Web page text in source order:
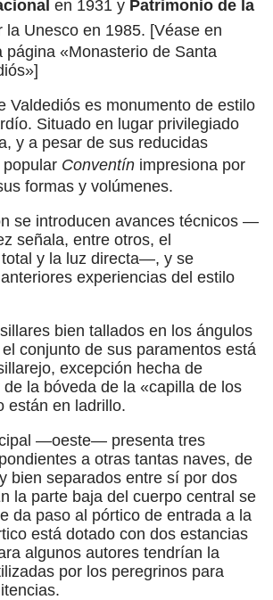
en 1931 y Patrimonio de la
la Unesco en 1985. [Véase en
página «Monasterio de Santa
Valdediós es monumento de estilo
Situado en lugar privilegiado
y a pesar de sus reducidas
Conventín impresiona por
formas y volúmenes.
se introducen avances técnicos —
señala, entre otros, el
y la luz directa—, y se
experiencias del estilo
bien tallados en los ángulos
conjunto de sus paramentos está
excepción hecha de
la bóveda de la «capilla de los
están en ladrillo.
—oeste— presenta tres
a otras tantas naves, de
bien separados entre sí por dos
la parte baja del cuerpo central se
da paso al pórtico de entrada a la
está dotado con dos estancias
algunos autores tendrían la
por los peregrinos para